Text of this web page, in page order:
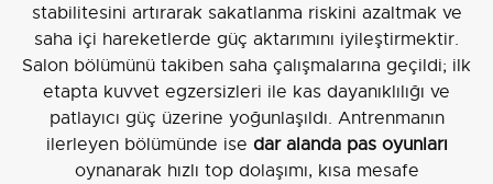
stabilitesini artırarak sakatlanma riskini azaltmak ve
saha içi hareketlerde güç aktarımını iyileştirmektir.
Salon bölümünü takiben saha çalışmalarına geçildi; ilk
etapta kuvvet egzersizleri ile kas dayanıklılığı ve
patlayıcı güç üzerine yoğunlaşıldı. Antrenmanın
ilerleyen bölümünde ise dar alanda pas oyunları
oynanarak hızlı top dolaşımı, kısa mesafe